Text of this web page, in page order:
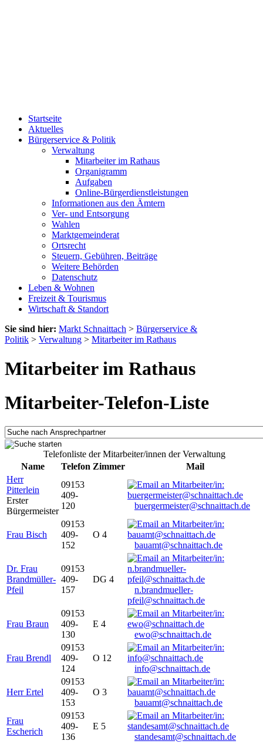
Startseite
Aktuelles
Bürgerservice & Politik
Verwaltung
Mitarbeiter im Rathaus
Organigramm
Aufgaben
Online-Bürgerdienstleistungen
Informationen aus den Ämtern
Ver- und Entsorgung
Wahlen
Marktgemeinderat
Ortsrecht
Steuern, Gebühren, Beiträge
Weitere Behörden
Datenschutz
Leben & Wohnen
Freizeit & Tourismus
Wirtschaft & Standort
Sie sind hier: Markt Schnaittach > Bürgerservice &
Politik > Verwaltung > Mitarbeiter im Rathaus
Mitarbeiter im Rathaus
Mitarbeiter-Telefon-Liste
Telefonliste der Mitarbeiter/innen der Verwaltung
Name
Telefon Zimmer
Mail
Herr
Pitterlein
Erster
Bürgermeister
09153
409-
120
buergermeister@schnaittach.de
Frau Bisch
09153
409-
152
O 4
bauamt@schnaittach.de
Dr. Frau
Brandmüller-
Pfeil
09153
409-
157
DG 4
n.brandmueller-
pfeil@schnaittach.de
Frau Braun
09153
409-
130
E 4
ewo@schnaittach.de
Frau Brendl
09153
409-
124
O 12
info@schnaittach.de
Herr Ertel
09153
409-
153
O 3
bauamt@schnaittach.de
Frau
Escherich
09153
409-
136
E 5
standesamt@schnaittach.de